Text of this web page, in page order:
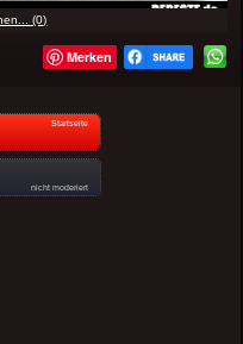
(0)
Merken
Startseite
nicht moderiert